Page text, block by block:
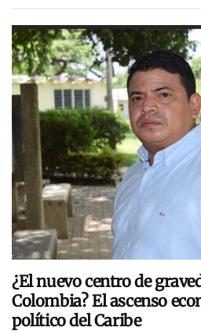
¿El nuevo centro de
Colombia? El ascenso
político del Caribe